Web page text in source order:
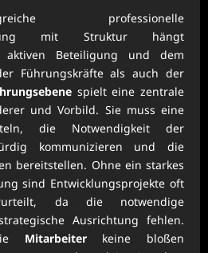
professionelle
mit Struktur hängt
Beteiligung und dem
Führungskräfte als auch der
spielt eine zentrale
und Vorbild. Sie muss eine
die Notwendigkeit der
kommunizieren und die
bereitstellen. Ohne ein starkes
sind Entwicklungsprojekte oft
da die notwendige
Ausrichtung fehlen.
Mitarbeiterkeine bloßen